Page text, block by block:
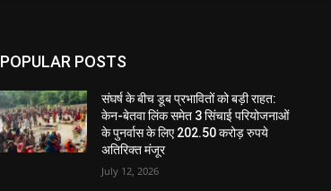
POPULAR POSTS
संघर्ष के बीच डूब प्रभावितों को बड़ी राहत:
केन-बेतवा लिंक समेत 3 सिंचाई परियोजनाओं
के पुनर्वास के लिए 202.50 करोड़ रुपये
अतिरिक्त मंजूर
July 12, 2026